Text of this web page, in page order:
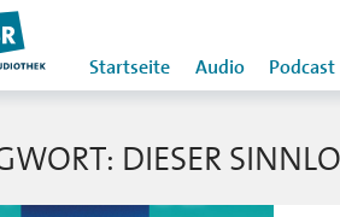
Startseite Audio Podcast
DIESER